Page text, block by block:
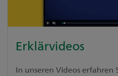
Erklärvideos
In unseren Videos erfahren